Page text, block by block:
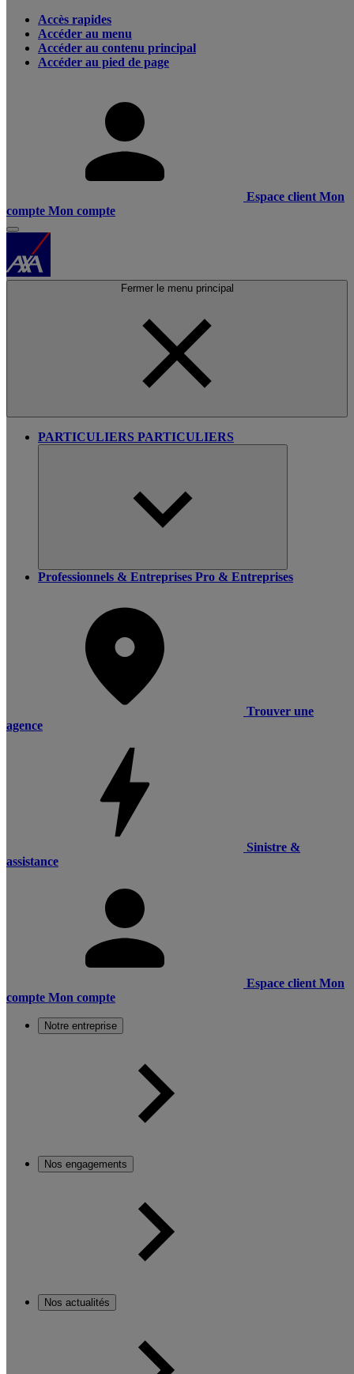
Accès rapides
Accéder au menu
Accéder au contenu principal
Accéder au pied de page
Espace client Mon
compte Mon compte
Fermer le menu principal
PARTICULIERS PARTICULIERS
Professionnels & Entreprises Pro & Entreprises
Trouver une
agence
Sinistre &
assistance
Espace client Mon
compte Mon compte
Notre entreprise
Nos engagements
Nos actualités